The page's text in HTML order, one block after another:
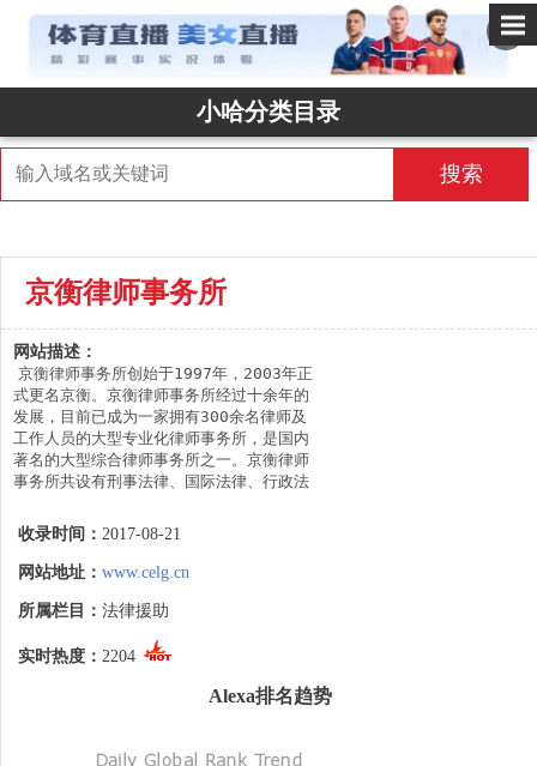
✕
小哈分类目录
搜索
京衡律师事务所
网站描述：
京衡律师事务所创始于1997年，2003年正
式更名京衡。京衡律师事务所经过十余年的
发展，目前已成为一家拥有300余名律师及
工作人员的大型专业化律师事务所，是国内
著名的大型综合律师事务所之一。京衡律师
事务所共设有刑事法律、国际法律、行政法
律、证券法律、投资并购法律、民商事争议
解决法律、金融保险法律、企业重整重组法
律、互联网法律、矿产资源法律、航空法
健康产业法律、资产管理法律等十八个专业
律服务。
收录时间： 2017-08-21
网站地址： www.celg.cn
所属栏目： 法律援助
实时热度： 2204
Alexa排名趋势